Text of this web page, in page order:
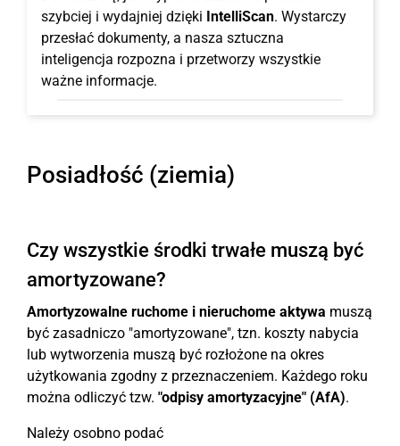
szybciej i wydajniej dzięki IntelliScan. Wystarczy
przesłać dokumenty, a nasza sztuczna
inteligencja rozpozna i przetworzy wszystkie
ważne informacje.
Posiadłość (ziemia)
Czy wszystkie środki trwałe muszą być
amortyzowane?
Amortyzowalne ruchome i nieruchome aktywa muszą
być zasadniczo "amortyzowane", tzn. koszty nabycia
lub wytworzenia muszą być rozłożone na okres
użytkowania zgodny z przeznaczeniem. Każdego roku
można odliczyć tzw. "odpisy amortyzacyjne" (AfA).
Należy osobno podać